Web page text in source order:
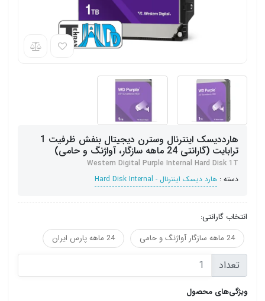
هارددیسک اینترنال وسترن دیجیتال بنفش ظرفیت 1
ترابایت (گارانتی 24 ماهه سازگار، آواژنگ و حامی)
Western Digital Purple Internal Hard Disk 1T
دسته : هارد دیسک اینترنال - Hard Disk Internal
انتخاب گارانتی:
24 ماهه سازگار آواژنگ و حامی
24 ماهه پارس ایران
تعداد
ویژگی‌های محصول